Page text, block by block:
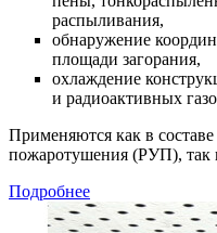
распыливания,
обнаружение
площади загорания,
охлаждение
и радиоактивных
Применяются как в
пожаротушения (РУП), так
Подробнее